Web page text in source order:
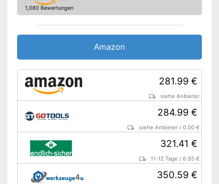
1,080 Bewertungen
Amazon
281.99 €
siehe Anbieter
284.99 €
siehe Anbieter /0.00 €
321.41 €
11-12 Tage /6.95 €
350.59 €